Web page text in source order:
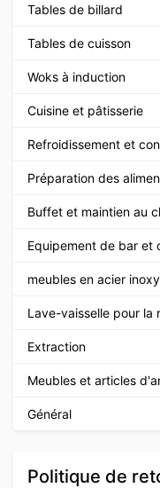
Tables de billard
Tables de cuisson
Woks à induction
Cuisine et pâtisserie
Refroidissement et
Préparation des
Buffet et maintien au
Equipement de bar et
meubles en acier
Lave-vaisselle pour la
Extraction
Meubles et articles
Général
Politique de